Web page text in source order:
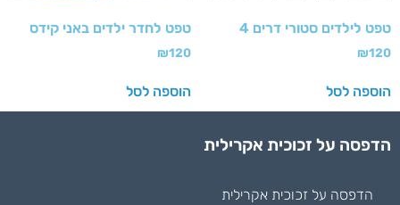
טפט לילדים סטורי דרים 4
₪120
הוספה לסל
טפט לחדר ילדים באני קידס
₪120
הוספה לסל
הדפסה על זכוכית אקרילית
הדפסה על זכוכית אקרילית